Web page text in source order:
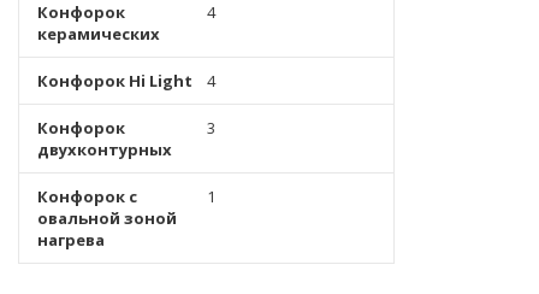
Конфорок
керамических
4
Конфорок Hi Light 4
Конфорок
двухконтурных
3
Конфорок с
овальной зоной
нагрева
1